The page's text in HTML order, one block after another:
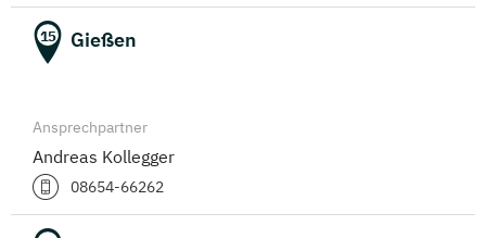
15 Gießen
Ansprechpartner
Andreas Kollegger
08654-66262